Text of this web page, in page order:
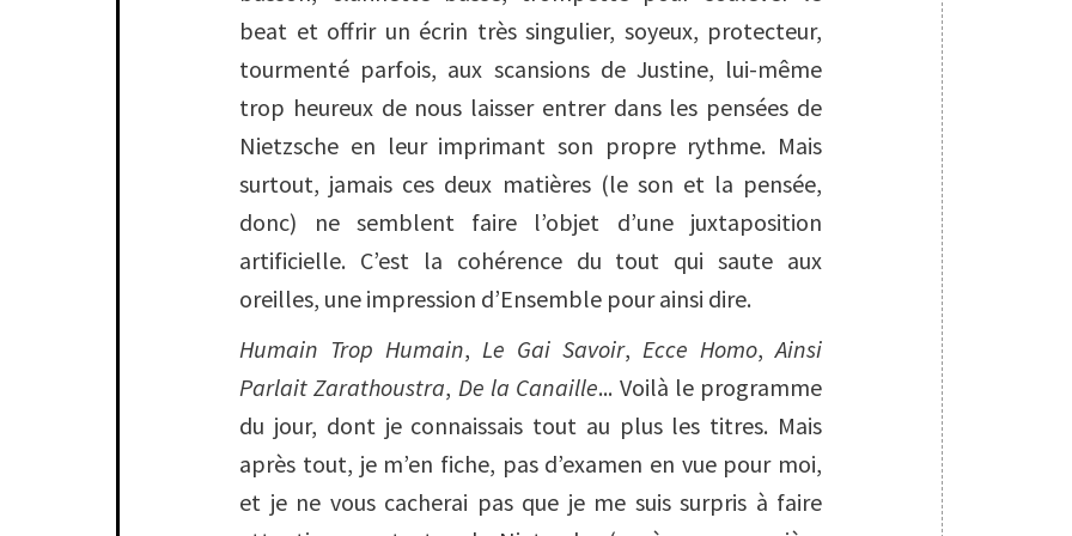
beat et offrir un écrin très singulier, soyeux, protecteur,
tourmenté parfois, aux scansions de Justine, lui-même
trop heureux de nous laisser entrer dans les pensées de
Nietzsche en leur imprimant son propre rythme. Mais
surtout, jamais ces deux matières (le son et la pensée,
donc) ne semblent faire l’objet d’une juxtaposition
artificielle. C’est la cohérence du tout qui saute aux
oreilles, une impression d’Ensemble pour ainsi dire.
Humain Trop Humain,Le Gai Savoir,Ecce Homo,Ainsi
Parlait Zarathoustra, De la Canaille... Voilà le programme
du jour, dont je connaissais tout au plus les titres. Mais
après tout, je m’en fiche, pas d’examen en vue pour moi,
et je ne vous cacherai pas que je me suis surpris à faire